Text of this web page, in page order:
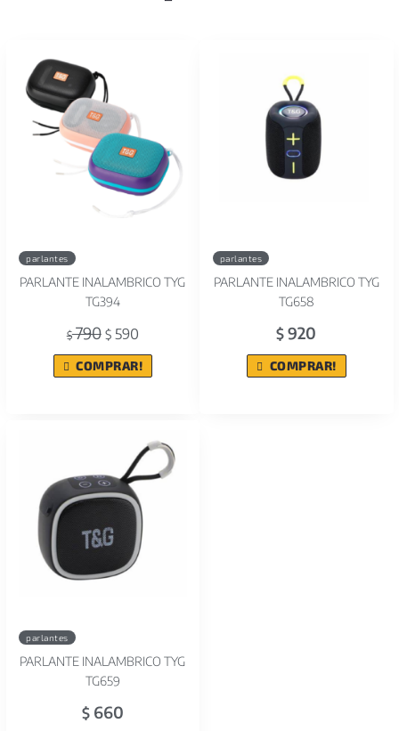
parlantes
PARLANTE INALAMBRICO TYG
TG394
$790 $590
COMPRAR!
parlantes
PARLANTE INALAMBRICO TYG
TG658
$ 920
COMPRAR!
parlantes
PARLANTE INALAMBRICO TYG
TG659
$660